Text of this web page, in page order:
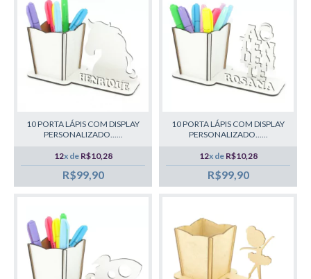
10 PORTA LÁPIS COM DISPLAY
PERSONALIZADO......
12x de R$10,28
R$99,90
10 PORTA LÁPIS COM DISPLAY
PERSONALIZADO......
12x de R$10,28
R$99,90